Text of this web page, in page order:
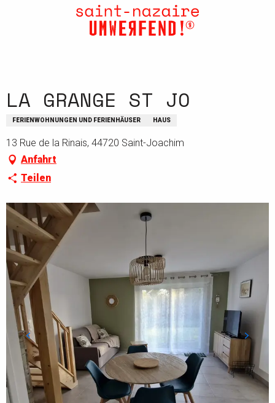
LA GRANGE ST JO
FERIENWOHNUNGEN UND FERIENHÄUSER HAUS
13 Rue de la Rinais, 44720 Saint-Joachim
Anfahrt
Teilen